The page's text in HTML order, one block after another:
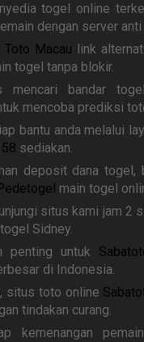
togel online
dengan server anti
Toto Macau link
togel tanpa blokir.
mencari bandar
mencoba prediksi
bantu anda melalui
sediakan.
deposit dana togel,
main togel
situs kami jam 2
Sidney.
penting untuk
di Indonesia.
situs toto online
tindakan curang.
kemenangan